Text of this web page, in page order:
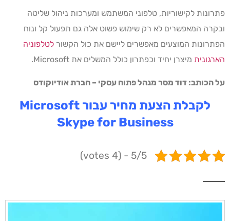
פתרונות לקישוריות, טלפוני המשתמש ומערכות ניהול שליטה
ובקרה המאפשרים לא רק שימוש פשוט אלה גם תפעול קל ונוח
הפתרונות המוצעים מאפשרים ליישם את כול הקשור לטלפוניה
הארגונית מיצרן יחיד וכפתרון כולל המשלים את Microsoft.
על הכותב: דוד מסר מנהל פתוח עסקי – חברת אודיוקודס
לקבלת הצעת מחיר עבור Microsoft
Skype for Business
5/5 - (4 votes)